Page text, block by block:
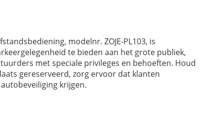
modelnr. ZOJE-PL103, is
te bieden aan het grote publiek,
met speciale privileges en behoeften. Houd
gereserveerd, zorg ervoor dat klanten
krijgen.